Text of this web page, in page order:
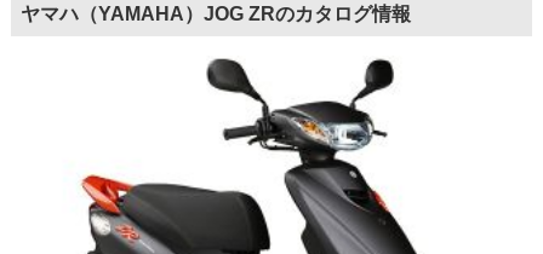
ヤマハ（YAMAHA）JOG ZRのカタログ情報